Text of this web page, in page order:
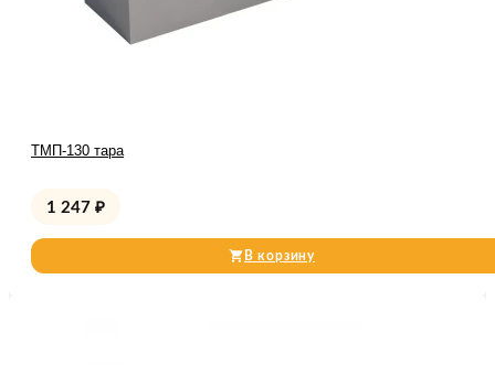
ТМП-130 тара
1 247 ₽
В корзину